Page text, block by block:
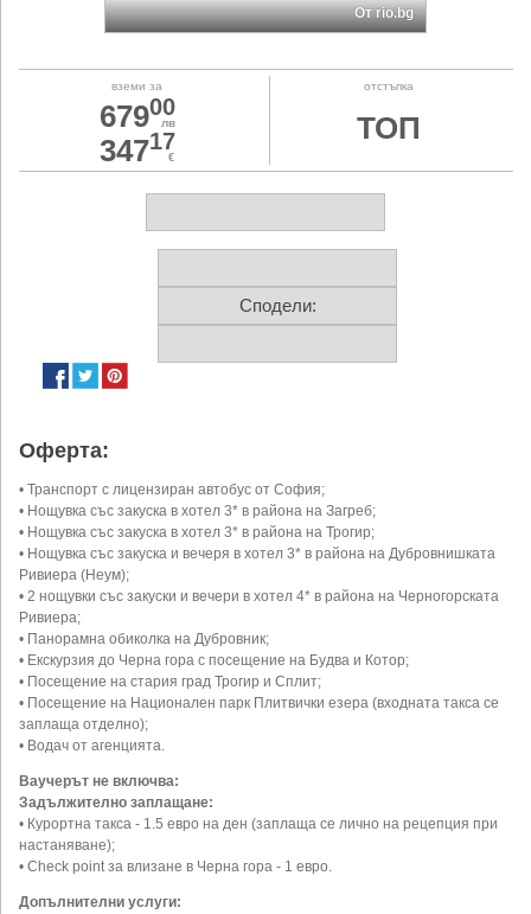
От rio.bg
вземи за
67900
лв
34717
€
отстъпка
ТОП
Сподели:
Оферта:
• Транспорт с лицензиран автобус от София;
• Нощувка със закуска в хотел 3* в района на Загреб;
• Нощувка със закуска в хотел 3* в района на Трогир;
• Нощувка със закуска и вечеря в хотел 3* в района на Дубровнишката
Ривиера (Неум);
• 2 нощувки със закуски и вечери в хотел 4* в района на Черногорската
Ривиера;
• Панорамна обиколка на Дубровник;
• Екскурзия до Черна гора с посещение на Будва и Котор;
• Посещение на стария град Трогир и Сплит;
• Посещение на Национален парк Плитвички езера (входната такса се
заплаща отделно);
• Водач от агенцията.
Ваучерът не включва:
Задължително заплащане:
• Курортна такса - 1.5 евро на ден (заплаща се лично на рецепция при
настаняване);
• Check point за влизане в Черна гора - 1 евро.
Допълнителни услуги: